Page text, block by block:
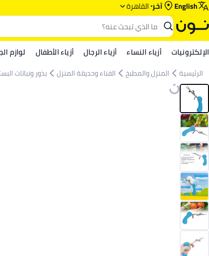
English آخر القاهرة
الإلكترونيات أزياء النساء أزياء الرجال أزياء الأطفال لوازم
الرئيسية المنزل والمطبخ الفناء وحديقة المنزل بذور ونباتات